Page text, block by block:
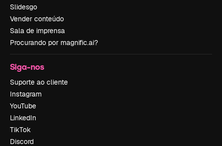
Slidesgo
Vender conteúdo
Sala de imprensa
Procurando por magnific.ai?
Siga-nos
Suporte ao cliente
Instagram
YouTube
LinkedIn
TikTok
Discord